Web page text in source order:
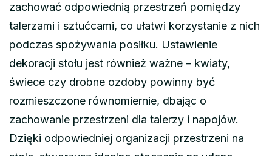
zachować odpowiednią przestrzeń pomiędzy
talerzami i sztućcami, co ułatwi korzystanie z nich
podczas spożywania posiłku. Ustawienie
dekoracji stołu jest również ważne – kwiaty,
świece czy drobne ozdoby powinny być
rozmieszczone równomiernie, dbając o
zachowanie przestrzeni dla talerzy i napojów.
Dzięki odpowiedniej organizacji przestrzeni na